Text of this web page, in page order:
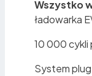
Wszystko
ładowarka
10 000 cykli
System